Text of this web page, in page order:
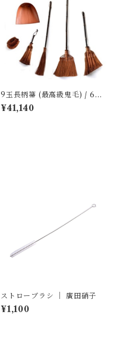
9玉長柄箒 (最高級鬼毛) / 6点
セット ｜ 山本勝之助商店
¥41,140
ストローブラシ ｜ 廣田硝子
¥1,100